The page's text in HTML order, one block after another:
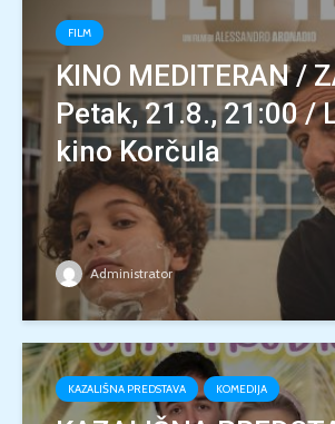
FILM
KINO MEDITERAN /
Petak, 21.8., 21:00 /
kino Korčula
Administrator
KAZALIŠNA PREDSTAVA KOMEDIJA